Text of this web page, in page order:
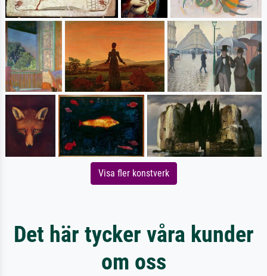
Visa fler konstverk
Det här tycker våra kunder
om oss